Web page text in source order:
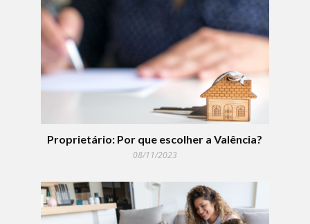
Proprietário: Por que escolher a Valência?
08/11/2023